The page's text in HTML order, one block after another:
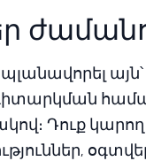
դիտարկման
Դուք կարող